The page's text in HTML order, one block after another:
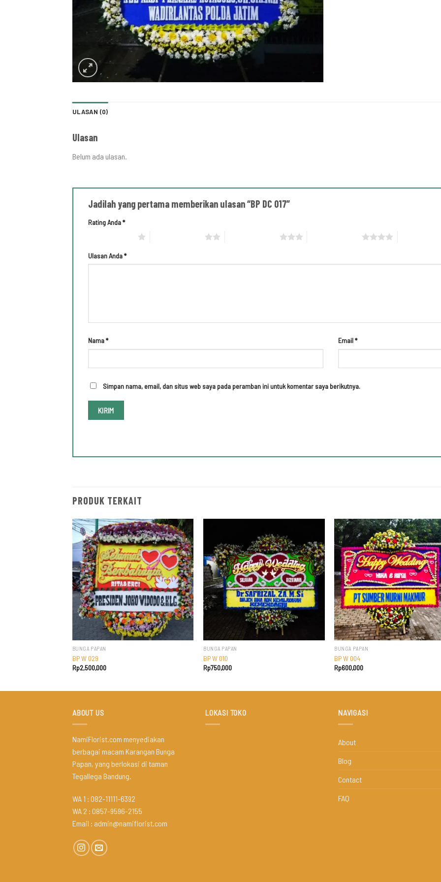
ULASAN (0)
Ulasan
Belum ada ulasan.
Jadilah yang pertama memberikan ulasan “BP DC 017”
Rating Anda*
Ulasan Anda*
Nama* Email*
Simpan nama, email, dan situs web saya pada peramban ini untuk komentar saya berikutnya.
PRODUK TERKAIT
BUNGA PAPAN
BP W 029
Rp2,500,000
BUNGA PAPAN
BP W 010
Rp750,000
BUNGA PAPAN
BP W 004
Rp600,000
ABOUT US
NamiFlorist.com menyediakan
berbagai macam Karangan Bunga
Papan, yang berlokasi di taman
Tegallega Bandung.
WA 1 : 082-11111-6392
WA 2 : 0857-9596-2155
Email : admin@namiflorist.com
LOKASI TOKO NAVIGASI
About
Blog
Contact
FAQ